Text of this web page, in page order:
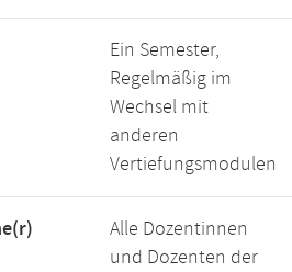
Ein Semester,
Regelmäßig im
Wechsel mit
anderen
Vertiefungsmodulen
Alle Dozentinnen
und Dozenten der